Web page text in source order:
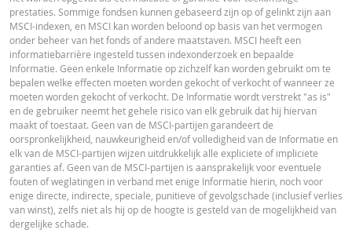
prestaties. Sommige fondsen kunnen gebaseerd zijn op of gelinkt zijn aan
MSCI-indexen, en MSCI kan worden beloond op basis van het vermogen
onder beheer van het fonds of andere maatstaven. MSCI heeft een
informatiebarrière ingesteld tussen indexonderzoek en bepaalde
Informatie. Geen enkele Informatie op zichzelf kan worden gebruikt om te
bepalen welke effecten moeten worden gekocht of verkocht of wanneer ze
moeten worden gekocht of verkocht. De Informatie wordt verstrekt "as is"
en de gebruiker neemt het gehele risico van elk gebruik dat hij hiervan
maakt of toestaat. Geen van de MSCI-partijen garandeert de
oorspronkelijkheid, nauwkeurigheid en/of volledigheid van de Informatie en
elk van de MSCI-partijen wijzen uitdrukkelijk alle expliciete of impliciete
garanties af. Geen van de MSCI-partijen is aansprakelijk voor eventuele
fouten of weglatingen in verband met enige Informatie hierin, noch voor
enige directe, indirecte, speciale, punitieve of gevolgschade (inclusief verlies
van winst), zelfs niet als hij op de hoogte is gesteld van de mogelijkheid van
dergelijke schade.